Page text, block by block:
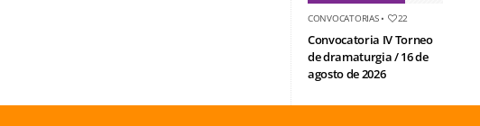
CONVOCATORIAS• 22
Convocatoria IV Torneo
de dramaturgia / 16 de
agosto de 2026